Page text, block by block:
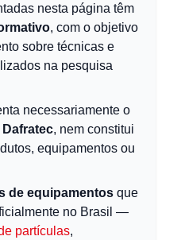
nesta página têm
, com o objetivo
sobre técnicas e
na pesquisa
necessariamente o
, nem constitui
equipamentos ou
de equipamentos que
no Brasil —
partículas,